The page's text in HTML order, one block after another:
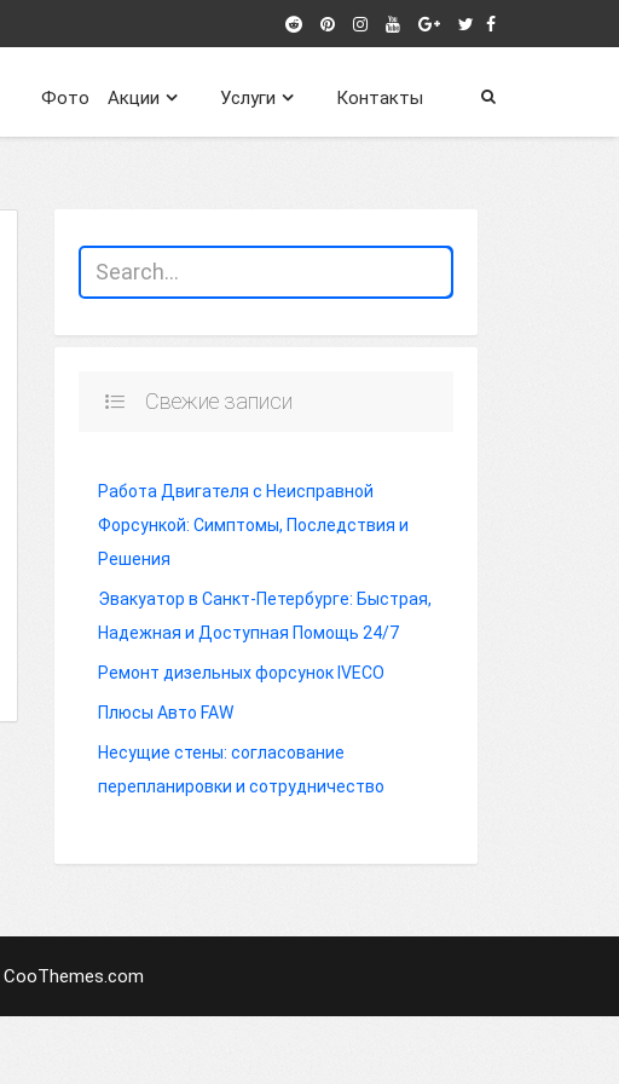
Контакты
Услуги
Акции
Фото
Свежие записи
Работа Двигателя с Неисправной
Форсункой: Симптомы, Последствия и
Решения
Эвакуатор в Санкт-Петербурге: Быстрая,
Надежная и Доступная Помощь 24/7
Ремонт дизельных форсунок IVECO
Плюсы Авто FAW
Несущие стены: согласование
перепланировки и сотрудничество
CooThemes.com